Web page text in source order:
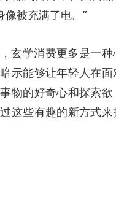
被充满了电。”
玄学消费更多是一
示能够让年轻人在
物的好奇心和探索
这些有趣的新方式